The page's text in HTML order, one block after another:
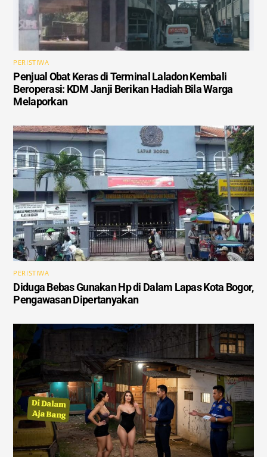
PERISTIWA
Penjual Obat Keras di Terminal Laladon Kembali
Beroperasi: KDM Janji Berikan Hadiah Bila Warga
Melaporkan
PERISTIWA
Diduga Bebas Gunakan Hp di Dalam Lapas Kota Bogor,
Pengawasan Dipertanyakan